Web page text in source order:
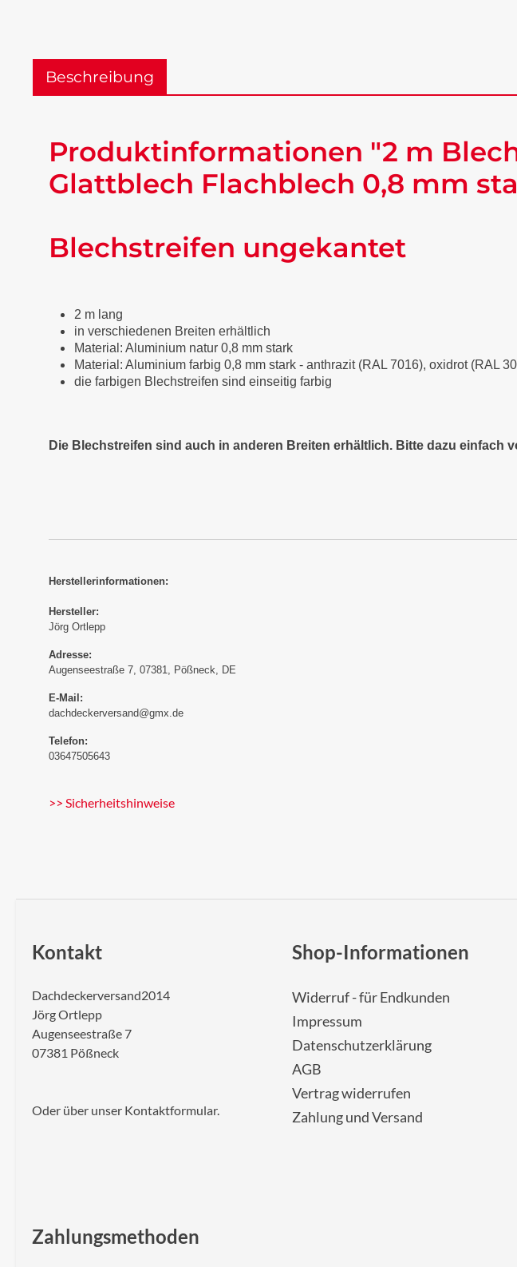
Beschreibung
Produktinformationen "2 m
Glattblech Flachblech 0,8 mm
Blechstreifen ungekantet
2 m lang
in verschiedenen Breiten erhältlich
Material: Aluminium natur 0,8 mm stark
Material: Aluminium farbig 0,8 mm stark - anthrazit (RAL 7016), oxidrot (RAL
die farbigen Blechstreifen sind einseitig farbig
Die Blechstreifen sind auch in anderen Breiten erhältlich. Bitte dazu einfach
Herstellerinformationen:
Hersteller:
Jörg Ortlepp
Adresse:
Augenseestraße 7, 07381, Pößneck, DE
E-Mail:
dachdeckerversand@gmx.de
Telefon:
03647505643
>> Sicherheitshinweise
Kontakt
Dachdeckerversand2014
Jörg Ortlepp
Augenseestraße 7
07381 Pößneck
Oder über unser Kontaktformular.
Shop-Informationen
Widerruf - für Endkunden
Impressum
Datenschutzerklärung
AGB
Vertrag widerrufen
Zahlung und Versand
Zahlungsmethoden